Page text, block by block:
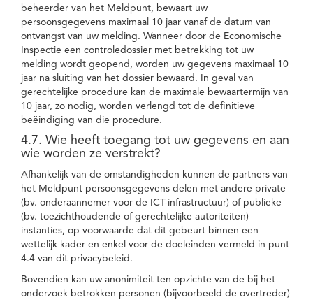
beheerder van het Meldpunt, bewaart uw
persoonsgegevens maximaal 10 jaar vanaf de datum van
ontvangst van uw melding. Wanneer door de Economische
Inspectie een controledossier met betrekking tot uw
melding wordt geopend, worden uw gegevens maximaal 10
jaar na sluiting van het dossier bewaard. In geval van
gerechtelijke procedure kan de maximale bewaartermijn van
10 jaar, zo nodig, worden verlengd tot de definitieve
beëindiging van die procedure.
4.7. Wie heeft toegang tot uw gegevens en aan
wie worden ze verstrekt?
Afhankelijk van de omstandigheden kunnen de partners van
het Meldpunt persoonsgegevens delen met andere private
(bv. onderaannemer voor de ICT-infrastructuur) of publieke
(bv. toezichthoudende of gerechtelijke autoriteiten)
instanties, op voorwaarde dat dit gebeurt binnen een
wettelijk kader en enkel voor de doeleinden vermeld in punt
4.4 van dit privacybeleid.
Bovendien kan uw anonimiteit ten opzichte van de bij het
onderzoek betrokken personen (bijvoorbeeld de overtreder)